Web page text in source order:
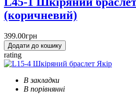
(коричневий)
399.00грн
Додати до кошику
rating
В закладки
В порівнянні